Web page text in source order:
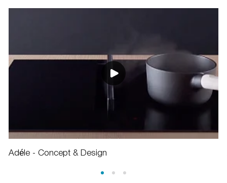
Adéle - Concept & Design